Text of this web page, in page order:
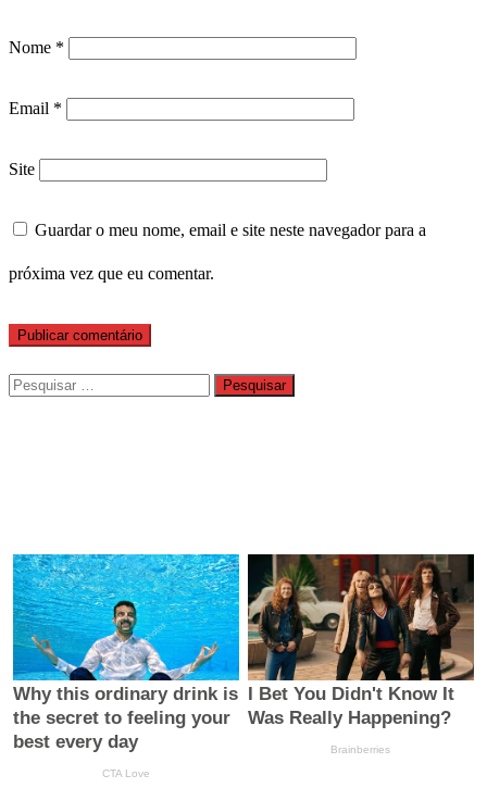
Nome *
Email *
Site
Guardar o meu nome, email e site neste navegador para a
próxima vez que eu comentar.
Pesquisar
por: